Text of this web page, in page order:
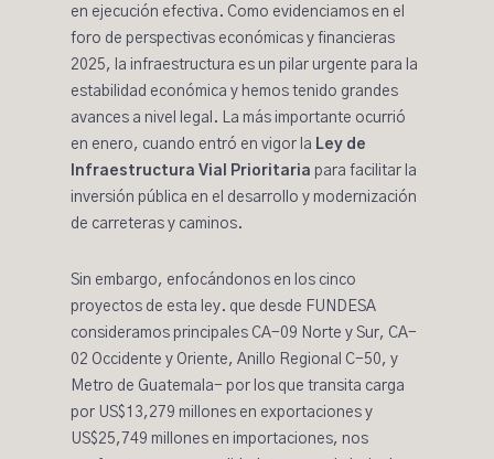
en ejecución efectiva. Como evidenciamos en el
foro de perspectivas económicas y financieras
2025, la infraestructura es un pilar urgente para la
estabilidad económica y hemos tenido grandes
avances a nivel legal. La más importante ocurrió
en enero, cuando entró en vigor la Ley de
Infraestructura Vial Prioritaria para facilitar la
inversión pública en el desarrollo y modernización
de carreteras y caminos.
Sin embargo, enfocándonos en los cinco
proyectos de esta ley. que desde FUNDESA
consideramos principales CA-09 Norte y Sur, CA-
02 Occidente y Oriente, Anillo Regional C-50, y
Metro de Guatemala- por los que transita carga
por US$13,279 millones en exportaciones y
US$25,749 millones en importaciones, nos